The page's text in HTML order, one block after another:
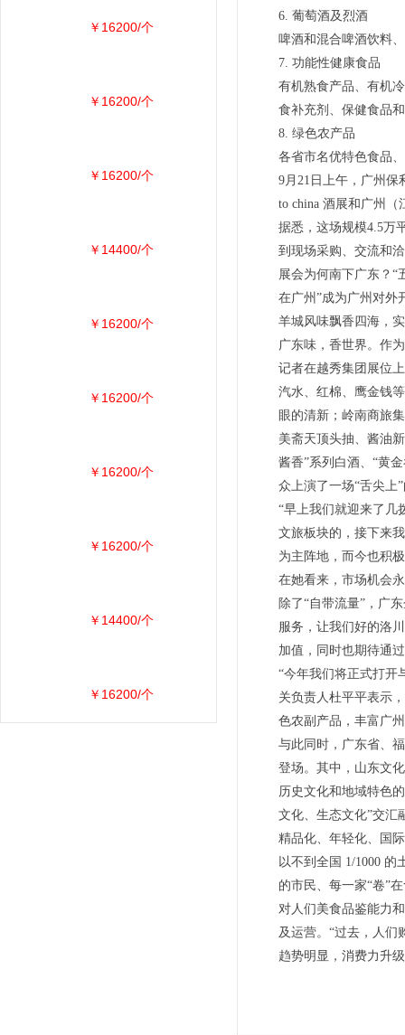
6. 葡萄酒及烈酒
啤酒和混合啤酒饮料
7. 功能性健康食品
有机熟食产品、有机
食补充剂、保健食品
8. 绿色农产品
各省市名优特色食品
9月21日上午，广州
to china 酒展和广州
据悉，这场规模4.5万
到现场采购、交流和
展会为何南下广东？“
在广州”成为广州对外
羊城风味飘香四海，
广东味，香世界。作
记者在越秀集团展位
汽水、红棉、鹰金钱
眼的清新；岭南商旅
美斋天顶头抽、酱油
酱香”系列白酒、“黄
众上演了一场“舌尖上
“早上我们就迎来了几
文旅板块的，接下来
为主阵地，而今也积
在她看来，市场机会
除了“自带流量”，广
服务，让我们好的洛
加值，同时也期待通
“今年我们将正式打开
关负责人杜平平表示
色农副产品，丰富广
与此同时，广东省、
登场。其中，山东文
历史文化和地域特色
文化、生态文化”交汇
精品化、年轻化、国
以不到全国 1/1000 的
的市民、每一家“卷”
对人们美食品鉴能力
及运营。“过去，人们
趋势明显，消费力升
￥16200/个
￥16200/个
￥16200/个
￥14400/个
￥16200/个
￥16200/个
￥16200/个
￥16200/个
￥14400/个
￥16200/个